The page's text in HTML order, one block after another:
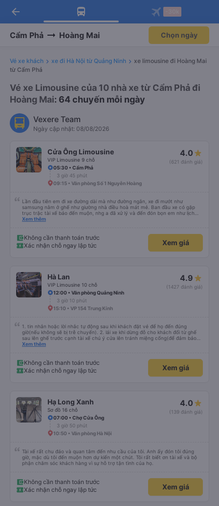
Tải app Vexere ngay!
Nhận ưu đãi thành viên độc
Mở app
Tải app Vexere
-30k/ghế khi đặt vé máy bay qua
Mở app
arrow_back
Cẩm Phả Hoàng Mai Chọn ngày
Vé xe khách xe đi Hà Nội từ Quảng Ninh
xe limousine đi Hoàng Mai
từ Cẩm Phả
Vé xe Limousine của 10 nhà xe từ Cẩm Phả đi
Hoàng Mai: 64 chuyến mỗi ngày
Vexere Team
Ngày cập nhật: 08/08/2026
Cửa Ông Limousine
VIP Limousine 9 chỗ
4.0
(621 đánh giá)
05:30 • Cẩm Phả
3 giờ 45 phút
09:15 • Văn phòng Số 1 Nguyễn Hoàng
Lần đầu tiên em đi xe đường dài mà như đường ngắn, xe đi mướt như
samsung nằm ở ghế như giường nhà điều hoà mát mẻ. Ban đầu xe có gặp
trục trặc tài xế báo đến muộn, nhg a đã xử lý và đến đón bọn em như lịch
trên hệ thống. Anh tài xế Văn Sĩ quá vui tính và nhiệt tình, trời mưa gió đã
Xem thêm
Không cần thanh toán trước
Xác nhận chỗ ngay lập tức
Xem giá
Hà Lan
VIP Limousine 10 chỗ
4.9
(1427 đánh giá)
12:00 • Văn phòng Quảng Ninh
3 giờ 10 phút
15:10 • VP 154 Trung Kính
1. tin nhắn hoặc lời nhắc tự động sau khi khách đặt vé để họ đến đúng
giờ(nếu không sẽ bị trễ chuyến). 2. lái xe khi dừng đỗ cho khách đổi từ ghế
sau lên ghế trước cạnh tài xế chú ý cửa lên tránh miệng cống(để đảm bảo
an toàn cho khách- tại HN: miệng cống bằng sắt chữ nhật dạng ô lưới, cửa
Tng kịp 20h, để khách nối chuyến Xe 11 chỗ nên thoáng đãng.
Xem thêm
Không cần thanh toán trước
Xác nhận chỗ ngay lập tức
Xem giá
Hạ Long Xanh
Sơ đồ 16 chỗ
4.0
(139 đánh giá)
07:00 • Chợ Cửa Ông
3 giờ 50 phút
10:50 • Văn phòng Hà Nội
Tài xế rất chu đáo và quan tâm đến nhu cầu của tôi. Anh ấy đón tôi đúng
giờ, mặc dù tôi đến muộn hơn dự kiến ​​một chút. Tôi rất biết ơn tài xế và bộ
phận chăm sóc khách hàng vì sự hỗ trợ tận tình của họ.
Không cần thanh toán trước
Xác nhận chỗ ngay lập tức
Xem giá